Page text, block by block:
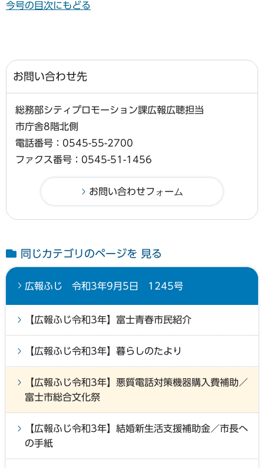
今号の目次にもどる
お問い合わせ先
総務部シティプロモーション課広報広聴担当
市庁舎8階北側
電話番号：0545-55-2700
ファクス番号：0545-51-1456
同じカテゴリのページを 見る
広報ふじ 令和3年9月5日 1245号
【広報ふじ令和3年】富士青春市民紹介
【広報ふじ令和3年】暮らしのたより
【広報ふじ令和3年】悪質電話対策機器購入費補助／
富士市総合文化祭
【広報ふじ令和3年】結婚新生活支援補助金／市長へ
の手紙